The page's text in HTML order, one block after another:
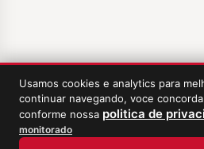
Usamos cookies e analytics para
continuar navegando, voce
conforme nossa politica de
monitorado
‹